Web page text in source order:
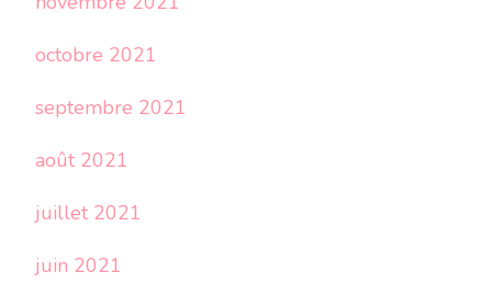
octobre 2021
septembre 2021
août 2021
juillet 2021
juin 2021